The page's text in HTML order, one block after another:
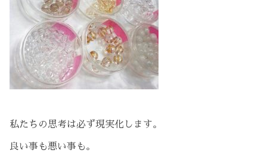
私たちの思考は必ず現実化します。
良い事も悪い事も。